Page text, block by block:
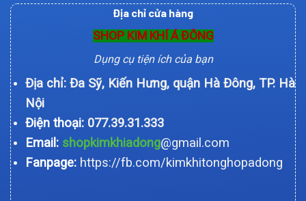
Địa chỉ cửa hàng
SHOP KIM KHÍ Á ĐÔNG
Dụng cụ tiện ích của bạn
Địa chỉ: Đa Sỹ, Kiến Hưng, quận Hà Đông, TP. Hà
Nội
Điện thoại: 077.39.31.333
Email:shopkimkhiadong@gmail.com
Fanpage: https://fb.com/kimkhitonghopadong